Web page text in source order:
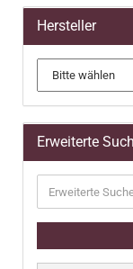
Hersteller
Erweiterte
Suche